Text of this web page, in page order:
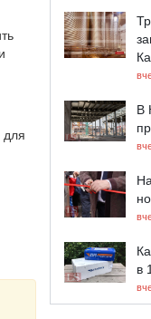
для
В
в